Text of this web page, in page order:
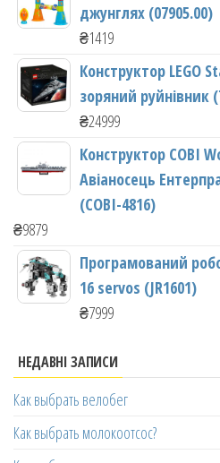
джунглях (07905.00)
₴1419
Конструктор LEGO
зоряний руйнівник
₴24999
Конструктор COBI
Авіаносець
(COBI-4816)
₴9879
Програмований
16 servos (JR1601)
₴7999
НЕДАВНІ ЗАПИСИ
Как выбрать велобег
Как выбрать молокоотсос?